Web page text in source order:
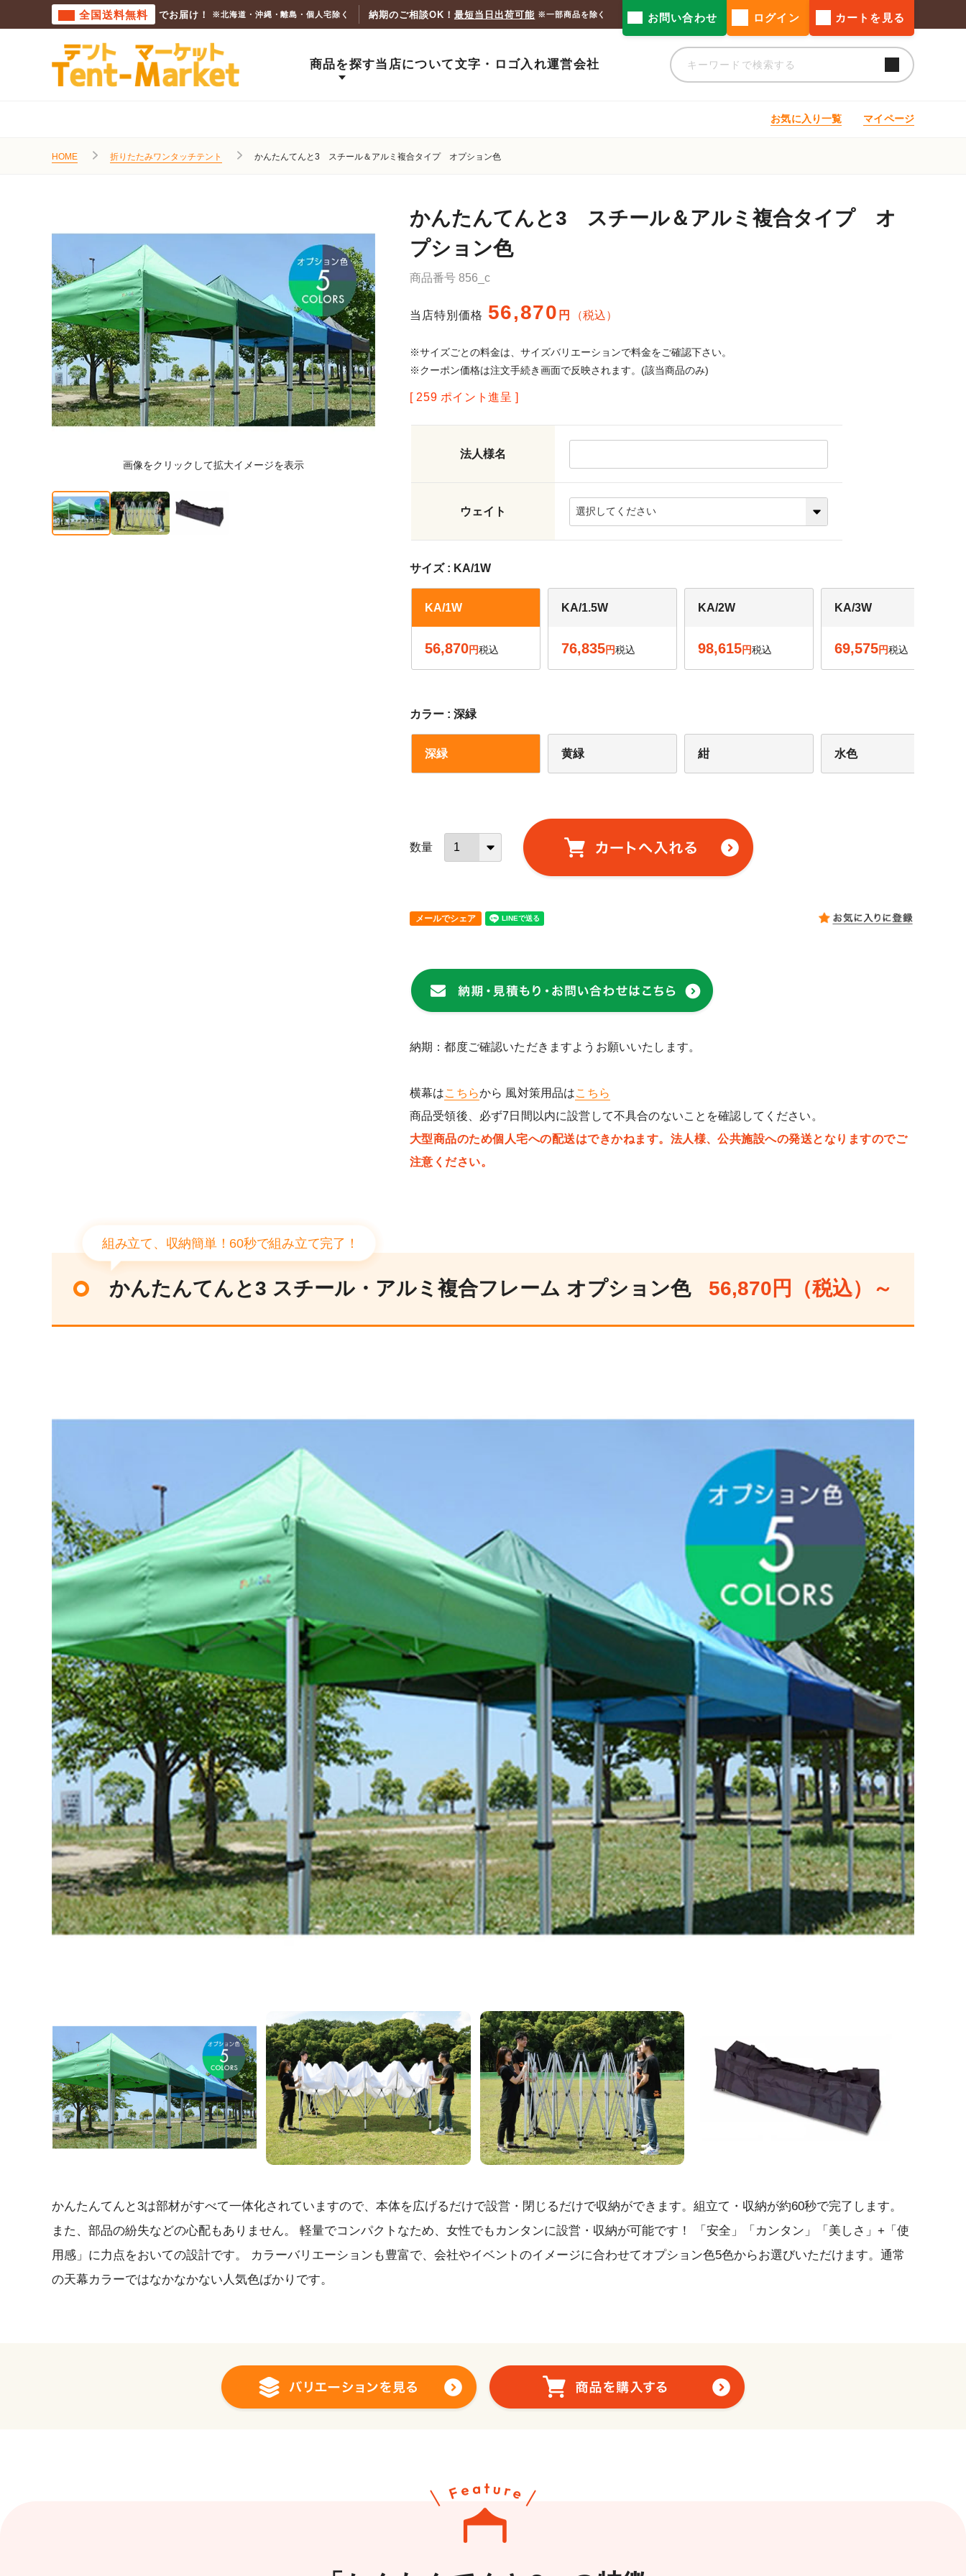
全国送料無料 でお届け！ ※北海道・沖縄・離島・個人宅除く 納期のご相談OK！ 最短当日出荷可能 ※一部商品を除く お問い合わせ ログイン カートを見る
商品を探す当店について文字・ロゴ入れ運営会社
お気に入り一覧 マイページ
HOME 折りたたみワンタッチテント かんたんてんと3 スチール＆アルミ複合タイプ オプション色
かんたんてんと3 スチール＆アルミ複合タイプ オ
プション色
商品番号 856_c
当店特別価格 56,870 税込
※サイズごとの料金は、サイズバリエーションで料金をご確認下さい。
※クーポン価格は注文手続き画面で反映されます。(該当商品のみ)
[ 259 ポイント進呈 ]
法人様名
ウェイト
サイズ KA/1W
KA/1W
56,870 税込
KA/1.5W
76,835 税込
KA/2W
98,615 税込
KA/3W
69,575 税込
カラー 深緑
深緑 黄緑 紺 水色
メールでシェア
納期：都度ご確認いただきますようお願いいたします。
横幕はこちらから 風対策用品はこちら
商品受領後、必ず7日間以内に設営して不具合のないことを確認してください。
大型商品のため個人宅への配送はできかねます。法人様、公共施設への発送となりますのでご
注意ください。
組み立て、収納簡単！60秒で組み立て完了！
かんたんてんと3 スチール・アルミ複合フレーム オプション色 56,870円（税込）～
かんたんてんと3は部材がすべて一体化されていますので、本体を広げるだけで設営・閉じるだけで収納ができます。組立て・収納が約60秒で完了します。
また、部品の紛失などの心配もありません。 軽量でコンパクトなため、女性でもカンタンに設営・収納が可能です！ 「安全」「カンタン」「美しさ」+「使
用感」に力点をおいての設計です。 カラーバリエーションも豊富で、会社やイベントのイメージに合わせてオプション色5色からお選びいただけます。通常
の天幕カラーではなかなかない人気色ばかりです。